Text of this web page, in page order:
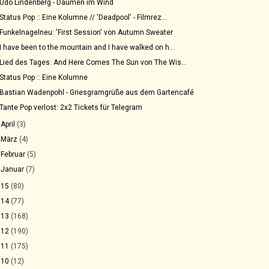
Udo Lindenberg - Daumen im Wind
Status Pop :: Eine Kolumne // 'Deadpool' - Filmrez...
Funkelnagelneu: 'First Session' von Autumn Sweater
I have been to the mountain and I have walked on h...
Lied des Tages: And Here Comes The Sun von The Wis...
Status Pop :: Eine Kolumne
Bastian Wadenpohl - Griesgramgrüße aus dem Gartencafé
Tante Pop verlost: 2x2 Tickets für Telegram
April (3)
März (4)
Februar (5)
Januar (7)
(80)
(77)
(168)
(190)
(175)
(12)